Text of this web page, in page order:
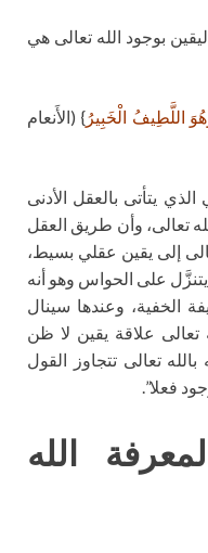
بوجود الله تعالى هي
اللَّطِيفُ الْخَبِيرُ} (الأَنعام
يتأتى بالعقل الأدنى
تعالى، وأن طريق العقل
إلى يقين عقلي بسيط،
على الحواس وهو أنه
الخفية، وعندها سينال
تعالى علاقة يقين لا ظن
تعالى تتجاوز القول
فعلا”.
الله